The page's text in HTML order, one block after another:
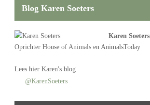
Blog Karen Soeters
Karen Soeters
Oprichter House of Animals en AnimalsToday
Lees hier Karen's blog
@KarenSoeters